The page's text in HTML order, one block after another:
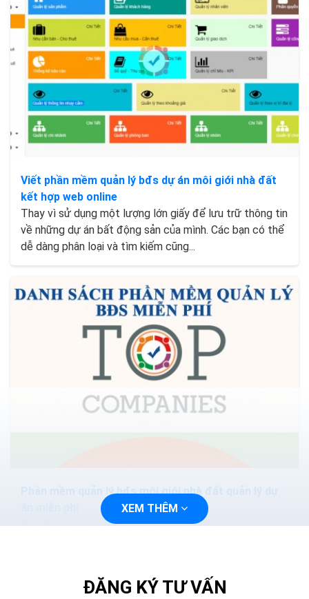
Viết phần mềm quản lý bđs dự án môi giới nhà đất
kết hợp web online
Thay vì sử dụng một lượng lớn giấy để lưu trữ thông tin
về những dự án bất động sản của mình. Các bạn có thể
dễ dàng phân loại và tìm kiếm cũng...
Phần mềm quản lý bđs môi giới nhà đất quản lý dự
Bài viết sau tổng hợp cho các bạn TOP phần mềm quản
quên để lại bình luận phía bên dưới nhé!
XEM THÊM
ĐĂNG KÝ TƯ VẤN